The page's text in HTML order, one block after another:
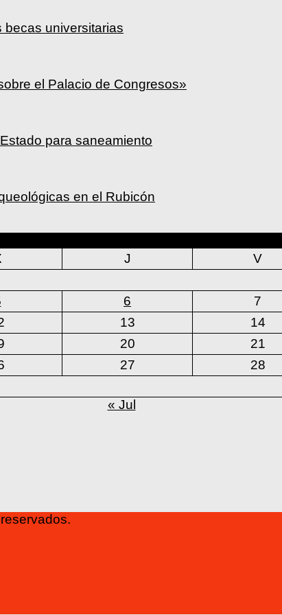
becas universitarias
el Palacio de Congresos»
para saneamiento
en el Rubicón
J V
6 7
13 14
20 21
27 28
« Jul